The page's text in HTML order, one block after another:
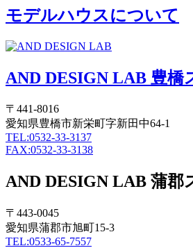
モデルハウスについて
AND DESIGN LAB 豊橋
〒441-8016
愛知県豊橋市新栄町字新田中64-1
TEL:0532-33-3137
FAX:0532-33-3138
AND DESIGN LAB 蒲郡
〒443-0045
愛知県蒲郡市旭町15-3
TEL:0533-65-7557